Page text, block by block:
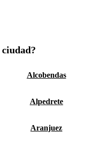
Alcobendas
Alpedrete
Aranjuez